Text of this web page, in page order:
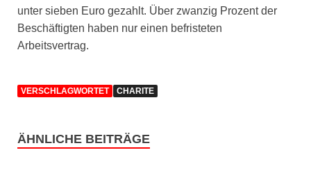
unter sieben Euro gezahlt. Über zwanzig Prozent der
Beschäftigten haben nur einen befristeten
Arbeitsvertrag.
VERSCHLAGWORTET CHARITE
ÄHNLICHE BEITRÄGE